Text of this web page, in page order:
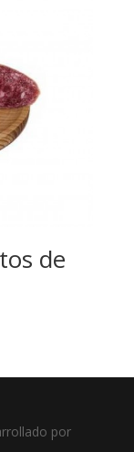
de
por